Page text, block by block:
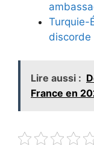
Turquie-
discorde
Lire aussi :
France en